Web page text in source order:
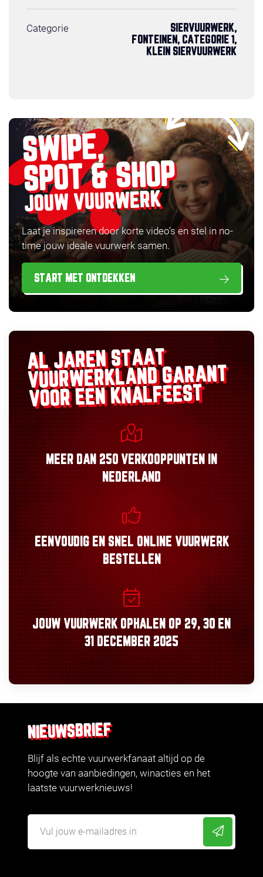
Categorie
SIERVUURWERK,
FONTEINEN, CATEGORIE 1,
KLEIN SIERVUURWERK
SWIPE,
SPOT & SHOP
JOUW VUURWERK
Laat je inspireren door korte video’s en stel in no-
time jouw ideale vuurwerk samen.
START MET ONTDEKKEN
AL JAREN STAAT
VUURWERKLANDGARANT
VOOR EEN KNALFEEST
MEER DAN 250 VERKOOPPUNTEN
IN
NEDERLAND
EENVOUDIGEN SNEL ONLINE VUURWERK
BESTELLEN
JOUW VUURWERK OPHALEN OP 29, 30 EN
31 DECEMBER 2025
NIEUWSBRIEF
Blijf als echte vuurwerkfanaat altijd op de
hoogte van aanbiedingen, winacties en het
laatste vuurwerknieuws!